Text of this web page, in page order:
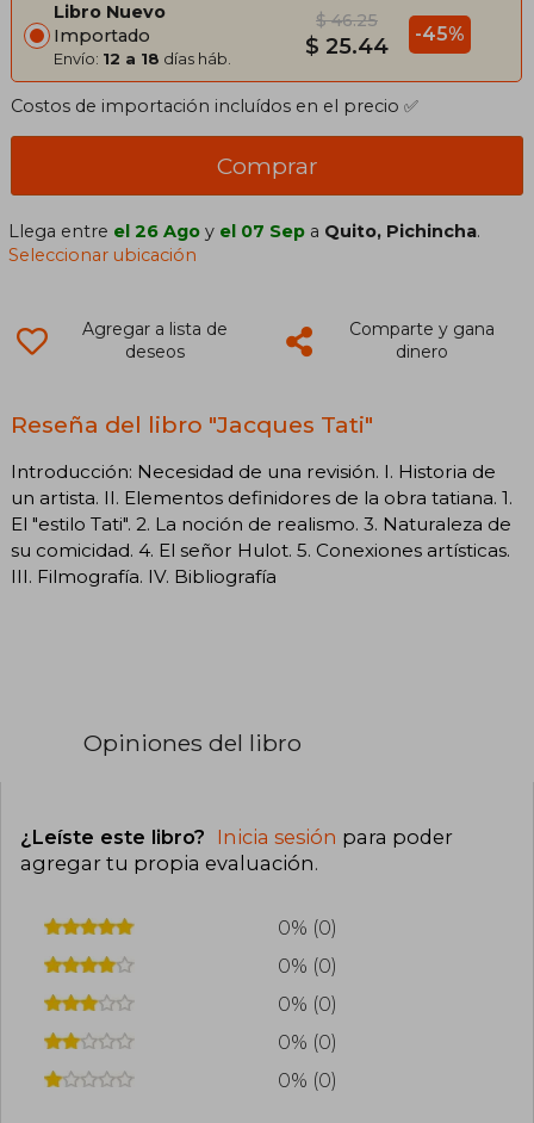
Libro Nuevo
Importado
Envío: 12 a 18 días háb.
$ 46.25
$ 25.44 -45%
Costos de importación incluídos en el precio ✅
Comprar
Llega entre el 26 Ago y el 07 Sep a Quito, Pichincha.
Seleccionar ubicación
Agregar a lista de
deseos
Comparte y gana
dinero
Reseña del libro "Jacques Tati"
Introducción: Necesidad de una revisión. I. Historia de
un artista. II. Elementos definidores de la obra tatiana. 1.
El "estilo Tati". 2. La noción de realismo. 3. Naturaleza de
su comicidad. 4. El señor Hulot. 5. Conexiones artísticas.
III. Filmografía. IV. Bibliografía
Opiniones del libro
¿Leíste este libro? Inicia sesión para poder
agregar tu propia evaluación.
0% (0)
0% (0)
0% (0)
0% (0)
0% (0)